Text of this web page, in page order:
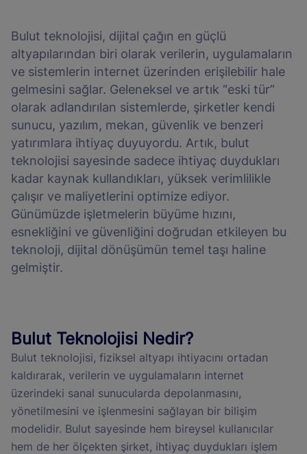
Bulut teknolojisi, dijital çağın en güçlü
altyapılarından biri olarak verilerin, uygulamaların
ve sistemlerin internet üzerinden erişilebilir hale
gelmesini sağlar. Geleneksel ve artık “eski tür”
olarak adlandırılan sistemlerde, şirketler kendi
sunucu, yazılım, mekan, güvenlik ve benzeri
yatırımlara ihtiyaç duyuyordu. Artık, bulut
teknolojisi sayesinde sadece ihtiyaç duydukları
kadar kaynak kullandıkları, yüksek verimlilikle
çalışır ve maliyetlerini optimize ediyor.
Günümüzde işletmelerin büyüme hızını,
esnekliğini ve güvenliğini doğrudan etkileyen bu
teknoloji, dijital dönüşümün temel taşı haline
gelmiştir.
Bulut Teknolojisi Nedir?
Bulut teknolojisi, fiziksel altyapı ihtiyacını ortadan
kaldırarak, verilerin ve uygulamaların internet
üzerindeki sanal sunucularda depolanmasını,
yönetilmesini ve işlenmesini sağlayan bir bilişim
modelidir. Bulut sayesinde hem bireysel kullanıcılar
hem de her ölçekten şirket, ihtiyaç duydukları işlem